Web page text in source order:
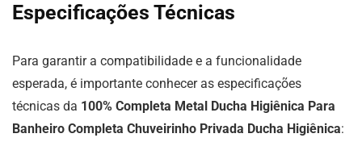
Especificações Técnicas
Para garantir a compatibilidade e a funcionalidade
esperada, é importante conhecer as especificações
técnicas da 100% Completa Metal Ducha Higiênica Para
Banheiro Completa Chuveirinho Privada Ducha Higiênica: